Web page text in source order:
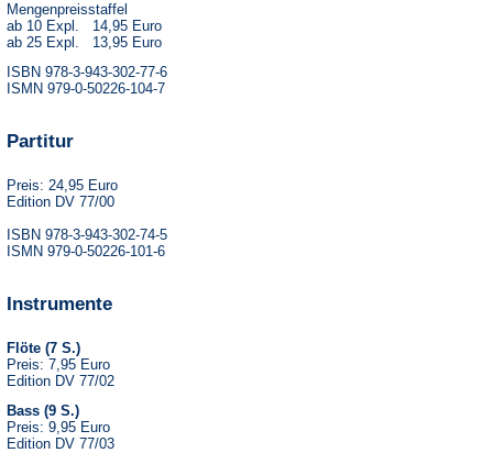
Mengenpreisstaffel
ab 10 Expl. 14,95 Euro
ab 25 Expl. 13,95 Euro
ISBN 978-3-943-302-77-6
ISMN 979-0-50226-104-7
Partitur
Preis: 24,95 Euro
Edition DV 77/00
ISBN 978-3-943-302-74-5
ISMN 979-0-50226-101-6
Instrumente
Flöte (7 S.)
Preis: 7,95 Euro
Edition DV 77/02
Bass (9 S.)
Preis: 9,95 Euro
Edition DV 77/03